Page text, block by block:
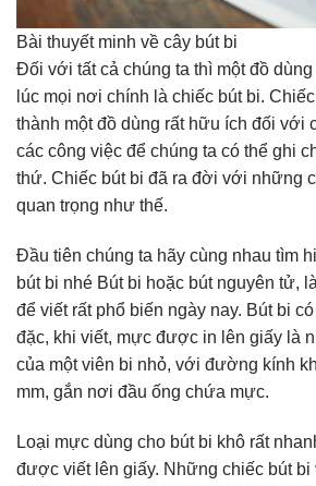
Bài thuyết minh về cây bút bi
Đối với tất cả chúng ta thì một đồ
lúc mọi nơi chính là chiếc bút bi.
thành một đồ dùng rất hữu ích đối với
các công việc để chúng ta có thể ghi
thứ. Chiếc bút bi đã ra đời với những
quan trọng như thế.
Đầu tiên chúng ta hãy cùng nhau tìm
bút bi nhé Bút bi hoặc bút nguyên tử,
để viết rất phổ biến ngày nay. Bút bi
đặc, khi viết, mực được in lên giấy là
của một viên bi nhỏ, với đường kính
mm, gắn nơi đầu ống chứa mực.
Loại mực dùng cho bút bi khô rất
được viết lên giấy. Những chiếc bút bi